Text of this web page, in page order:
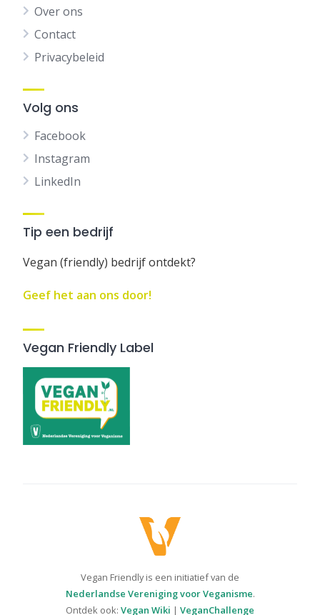
Over ons
Contact
Privacybeleid
Volg ons
Facebook
Instagram
LinkedIn
Tip een bedrijf
Vegan (friendly) bedrijf ontdekt?
Geef het aan ons door!
Vegan Friendly Label
Vegan Friendly is een initiatief van de
Nederlandse Vereniging voor Veganisme.
Ontdek ook: Vegan Wiki | VeganChallenge